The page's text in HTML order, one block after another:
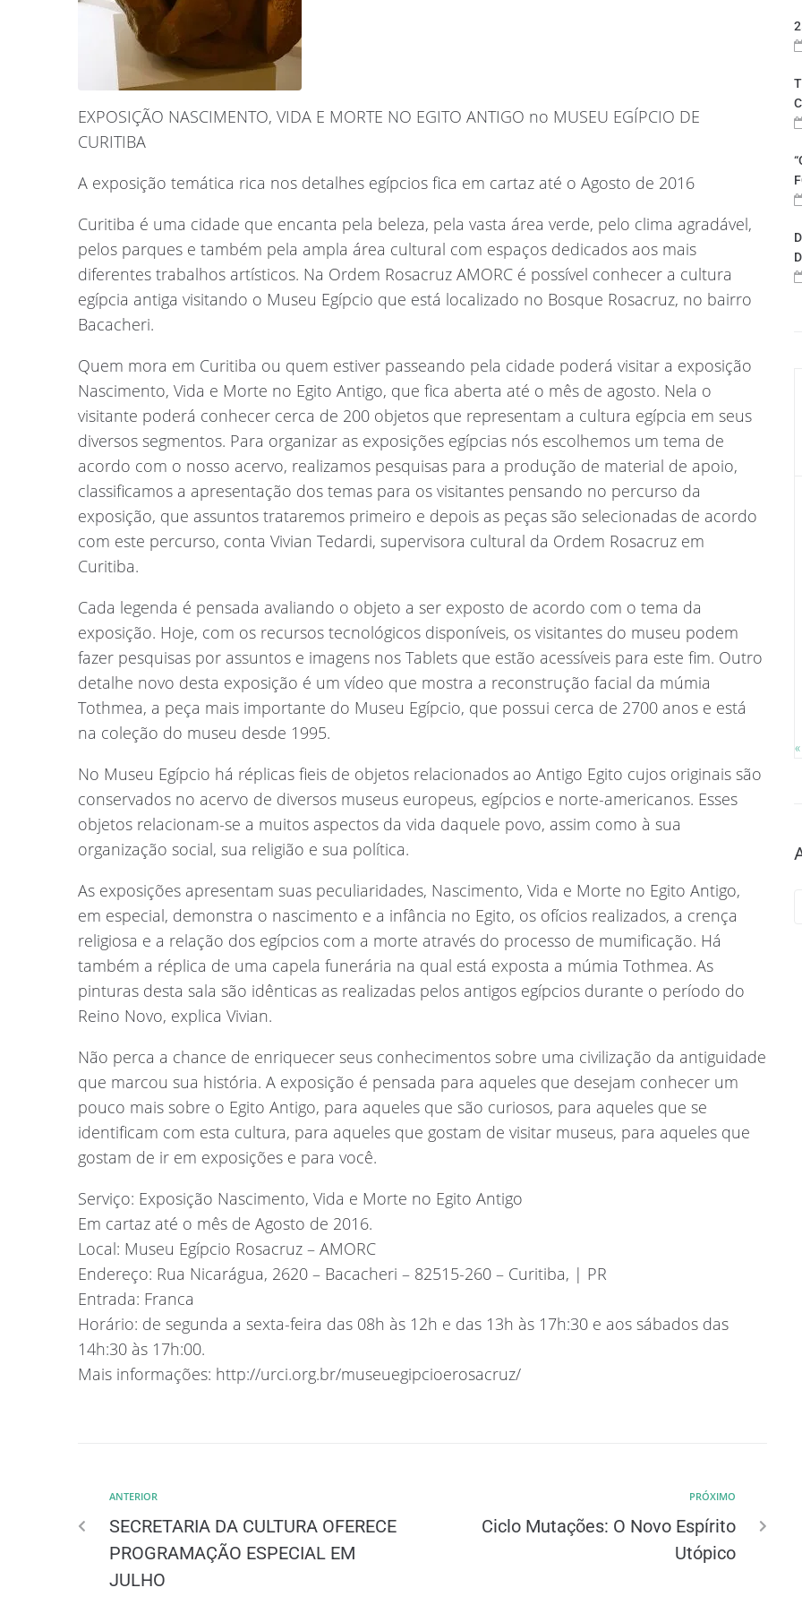
EXPOSIÇÃO NASCIMENTO, VIDA E MORTE NO EGITO ANTIGO no MUSEU EGÍPCIO DE
CURITIBA
A exposição temática rica nos detalhes egípcios fica em cartaz até o Agosto de 2016
Curitiba é uma cidade que encanta pela beleza, pela vasta área verde, pelo clima agradável,
pelos parques e também pela ampla área cultural com espaços dedicados aos mais
diferentes trabalhos artísticos. Na Ordem Rosacruz AMORC é possível conhecer a cultura
egípcia antiga visitando o Museu Egípcio que está localizado no Bosque Rosacruz, no bairro
Bacacheri.
Quem mora em Curitiba ou quem estiver passeando pela cidade poderá visitar a exposição
Nascimento, Vida e Morte no Egito Antigo, que fica aberta até o mês de agosto. Nela o
visitante poderá conhecer cerca de 200 objetos que representam a cultura egípcia em seus
diversos segmentos. Para organizar as exposições egípcias nós escolhemos um tema de
acordo com o nosso acervo, realizamos pesquisas para a produção de material de apoio,
classificamos a apresentação dos temas para os visitantes pensando no percurso da
exposição, que assuntos trataremos primeiro e depois as peças são selecionadas de acordo
com este percurso, conta Vivian Tedardi, supervisora cultural da Ordem Rosacruz em
Curitiba.
Cada legenda é pensada avaliando o objeto a ser exposto de acordo com o tema da
exposição. Hoje, com os recursos tecnológicos disponíveis, os visitantes do museu podem
fazer pesquisas por assuntos e imagens nos Tablets que estão acessíveis para este fim. Outro
detalhe novo desta exposição é um vídeo que mostra a reconstrução facial da múmia
Tothmea, a peça mais importante do Museu Egípcio, que possui cerca de 2700 anos e está
na coleção do museu desde 1995.
No Museu Egípcio há réplicas fieis de objetos relacionados ao Antigo Egito cujos originais são
conservados no acervo de diversos museus europeus, egípcios e norte-americanos. Esses
objetos relacionam-se a muitos aspectos da vida daquele povo, assim como à sua
organização social, sua religião e sua política.
As exposições apresentam suas peculiaridades, Nascimento, Vida e Morte no Egito Antigo,
em especial, demonstra o nascimento e a infância no Egito, os ofícios realizados, a crença
religiosa e a relação dos egípcios com a morte através do processo de mumificação. Há
também a réplica de uma capela funerária na qual está exposta a múmia Tothmea. As
pinturas desta sala são idênticas as realizadas pelos antigos egípcios durante o período do
Reino Novo, explica Vivian.
Não perca a chance de enriquecer seus conhecimentos sobre uma civilização da antiguidade
que marcou sua história. A exposição é pensada para aqueles que desejam conhecer um
pouco mais sobre o Egito Antigo, para aqueles que são curiosos, para aqueles que se
identificam com esta cultura, para aqueles que gostam de visitar museus, para aqueles que
gostam de ir em exposições e para você.
Serviço: Exposição Nascimento, Vida e Morte no Egito Antigo
Em cartaz até o mês de Agosto de 2016.
Local: Museu Egípcio Rosacruz – AMORC
Endereço: Rua Nicarágua, 2620 – Bacacheri – 82515-260 – Curitiba, | PR
Entrada: Franca
Horário: de segunda a sexta-feira das 08h às 12h e das 13h às 17h:30 e aos sábados das
14h:30 às 17h:00.
Mais informações: http://urci.org.br/museuegipcioerosacruz/
ANTERIOR
SECRETARIA DA CULTURA OFERECE
PROGRAMAÇÃO ESPECIAL EM
JULHO
PRÓXIMO
Ciclo Mutações: O Novo Espírito
Utópico